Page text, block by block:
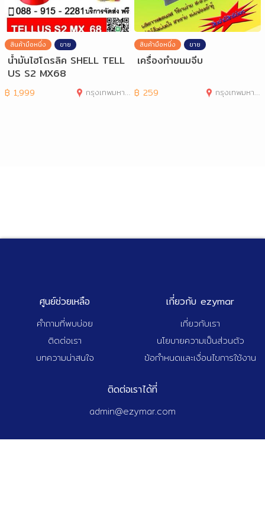
สินค้ามือหนึ่ง ขาย
น้ำมันไฮโดรลิค SHELL TELL
US S2 MX68
฿ 1,999 กรุงเทพมหานคร
สินค้ามือหนึ่ง ขาย
เครื่องทำขนมจีบ
฿ 259 กรุงเทพมหานคร
ศูนย์ช่วยเหลือ
คำถามที่พบบ่อย
ติดต่อเรา
บทความน่าสนใจ
เกี่ยวกับ ezymar
เกี่ยวกับเรา
นโยบายความเป็นส่วนตัว
ข้อกำหนดและเงื่อนไขการใช้งาน
ติดต่อเราได้ที่
admin@ezymar.com